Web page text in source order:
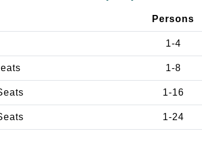
Persons
1-4
1-8
1-16
1-24